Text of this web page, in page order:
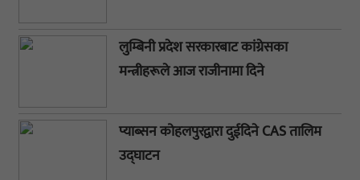
लुम्बिनी प्रदेश सरकारबाट कांग्रेसका
मन्त्रीहरूले आज राजीनामा दिने
प्याब्सन कोहलपुरद्वारा दुईदिने CAS तालिम
उद्घाटन